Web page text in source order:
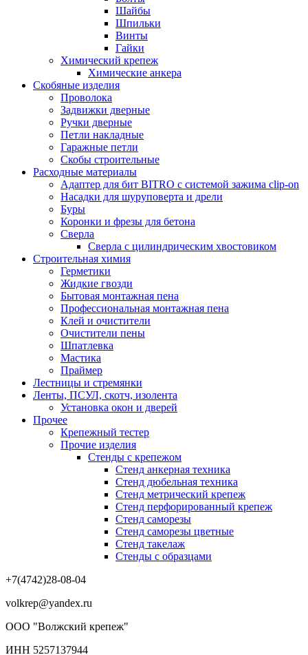
Шайбы
Шпильки
Винты
Гайки
Химический крепеж
Химические анкера
Скобяные изделия
Проволока
Задвижки дверные
Ручки дверные
Петли накладные
Гаражные петли
Скобы строительные
Расходные материалы
Адаптер для бит BITRO с системой зажима clip-on
Насадки для шуруповерта и дрели
Буры
Коронки и фрезы для бетона
Сверла
Сверла с цилиндрическим хвостовиком
Строительная химия
Герметики
Жидкие гвозди
Бытовая монтажная пена
Профессиональная монтажная пена
Клей и очистители
Очистители пены
Шпатлевка
Мастика
Праймер
Лестницы и стремянки
Ленты, ПСУЛ, скотч, изолента
Установка окон и дверей
Прочее
Крепежный тестер
Прочие изделия
Стенды с крепежом
Стенд анкерная техника
Стенд дюбельная техника
Стенд метрический крепеж
Стенд перфорированный крепеж
Стенд саморезы
Стенд саморезы цветные
Стенд такелаж
Стенды с образцами
+7(4742)28-08-04
volkrep@yandex.ru
ООО "Волжский крепеж"
ИНН 5257137944